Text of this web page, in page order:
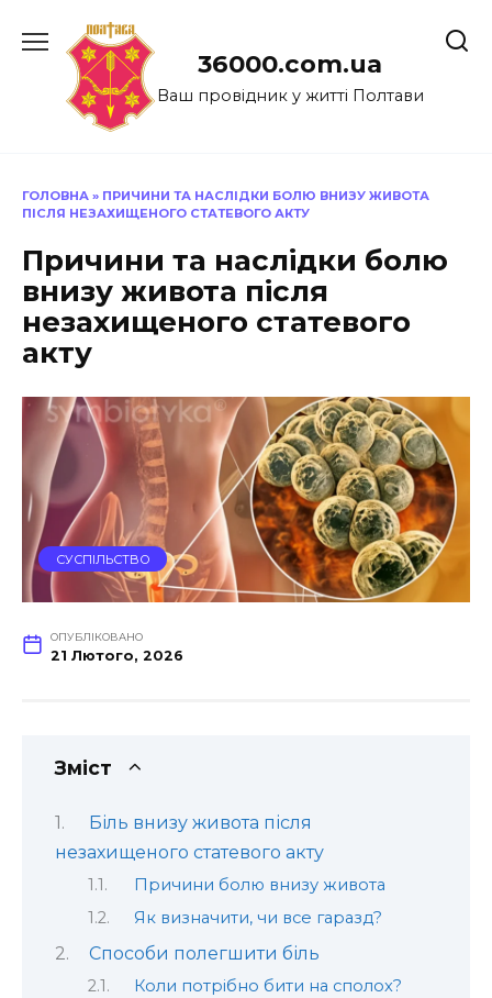
до
36000.com.ua
Ваш провідник у житті Полтави
ГОЛОВНА » ПРИЧИНИ ТА НАСЛІДКИ БОЛЮ ВНИЗУ ЖИВОТА
ПІСЛЯ НЕЗАХИЩЕНОГО СТАТЕВОГО АКТУ
Причини та наслідки болю
внизу живота після
незахищеного статевого
акту
СУСПІЛЬСТВО
ОПУБЛІКОВАНО
21 Лютого, 2026
Зміст
Біль внизу живота після
незахищеного статевого акту
Причини болю внизу живота
Як визначити, чи все гаразд?
Способи полегшити біль
Коли потрібно бити на сполох?